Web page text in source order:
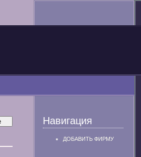
Навигация
ДОБАВИТЬ ФИРМУ